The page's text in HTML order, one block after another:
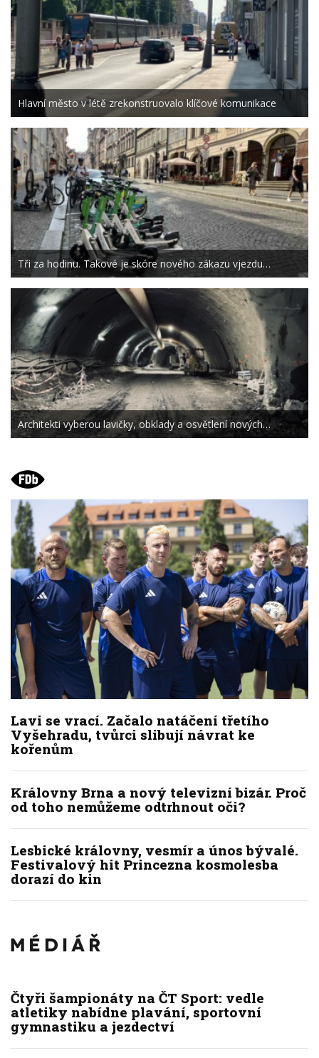
Hlavní město v létě zrekonstruovalo klíčové komunikace
Tři za hodinu. Takové je skóre nového zákazu vjezdu…
Architekti vyberou lavičky, obklady a osvětlení nových…
Lavi se vrací. Začalo natáčení třetího
Vyšehradu, tvůrci slibují návrat ke
kořenům
Královny Brna a nový televizní bizár. Proč
od toho nemůžeme odtrhnout oči?
Lesbické královny, vesmír a únos bývalé.
Festivalový hit Princezna kosmolesba
dorazí do kin
Čtyři šampionáty na ČT Sport: vedle
atletiky nabídne plavání, sportovní
gymnastiku a jezdectví